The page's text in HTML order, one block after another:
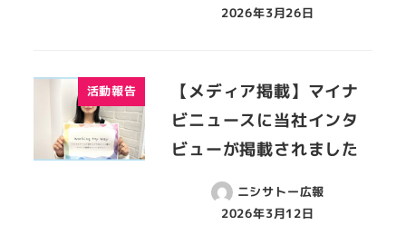
2026年3月26日
活動報告
【メディア掲載】マイナ
ビニュースに当社インタ
ビューが掲載されました
ニシサトー広報
2026年3月12日